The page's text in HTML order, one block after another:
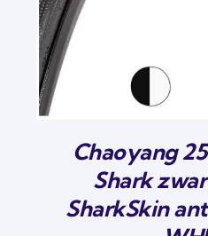
Chaoyang
Shark
SharkSkin